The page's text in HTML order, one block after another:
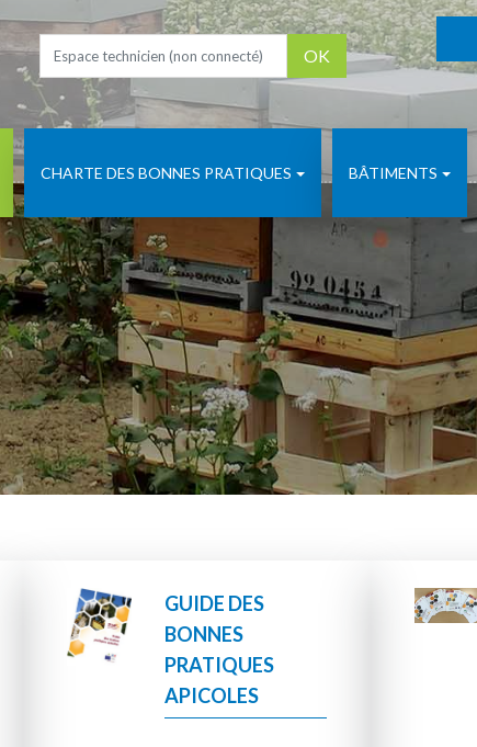
OK
CHARTE DES BONNES PRATIQUES BÂTIMENTS
GUIDE DES
BONNES
PRATIQUES
APICOLES